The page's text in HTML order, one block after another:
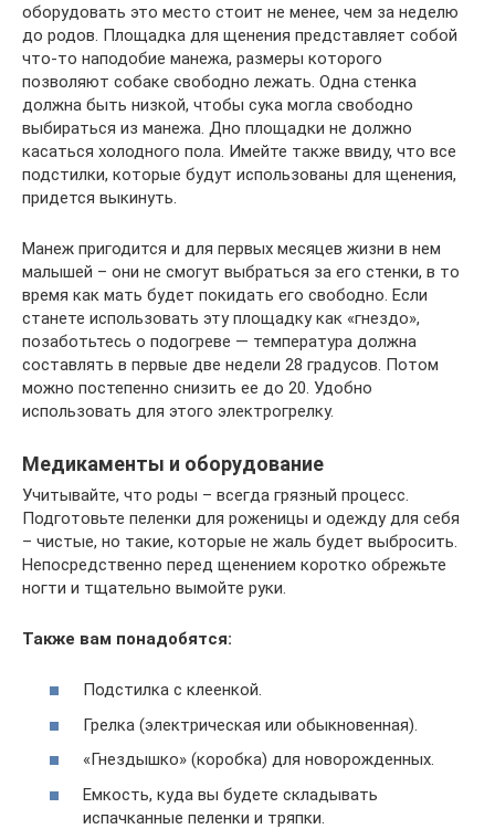
оборудовать это место стоит не менее, чем за неделю
до родов. Площадка для щенения представляет собой
что-то наподобие манежа, размеры которого
позволяют собаке свободно лежать. Одна стенка
должна быть низкой, чтобы сука могла свободно
выбираться из манежа. Дно площадки не должно
касаться холодного пола. Имейте также ввиду, что все
подстилки, которые будут использованы для щенения,
придется выкинуть.
Манеж пригодится и для первых месяцев жизни в нем
малышей – они не смогут выбраться за его стенки, в то
время как мать будет покидать его свободно. Если
станете использовать эту площадку как «гнездо»,
позаботьтесь о подогреве — температура должна
составлять в первые две недели 28 градусов. Потом
можно постепенно снизить ее до 20. Удобно
использовать для этого электрогрелку.
Медикаменты и оборудование
Учитывайте, что роды – всегда грязный процесс.
Подготовьте пеленки для роженицы и одежду для себя
– чистые, но такие, которые не жаль будет выбросить.
Непосредственно перед щенением коротко обрежьте
ногти и тщательно вымойте руки.
Также вам понадобятся:
Подстилка с клеенкой.
Грелка (электрическая или обыкновенная).
«Гнездышко» (коробка) для новорожденных.
Емкость, куда вы будете складывать
испачканные пеленки и тряпки.